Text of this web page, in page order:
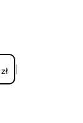
zł |